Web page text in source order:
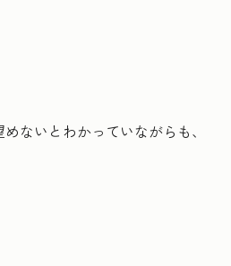
ないとわかっていながらも、